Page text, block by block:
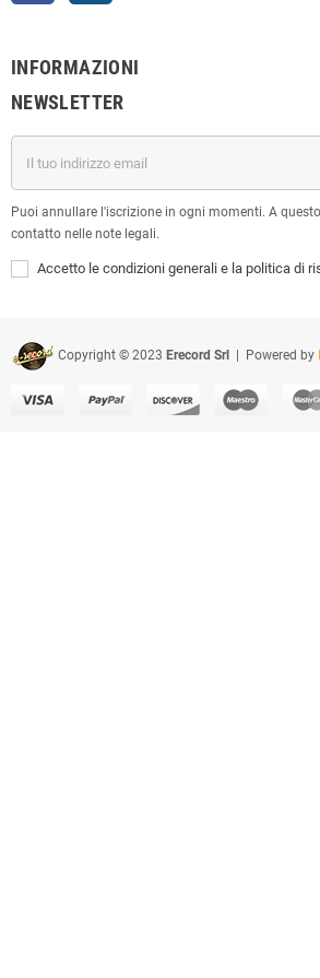
INFORMAZIONI
NEWSLETTER
Puoi annullare l'iscrizione in ogni momenti. A
contatto nelle note legali.
Accetto le condizioni generali e la politica di
Copyright © 2023 Erecord Srl | Powered by